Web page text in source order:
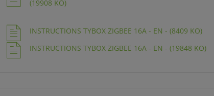
(19908 KO)
INSTRUCTIONS TYBOX ZIGBEE 16A - EN - (8409 KO)
INSTRUCTIONS TYBOX ZIGBEE 16A - EN - (19848 KO)